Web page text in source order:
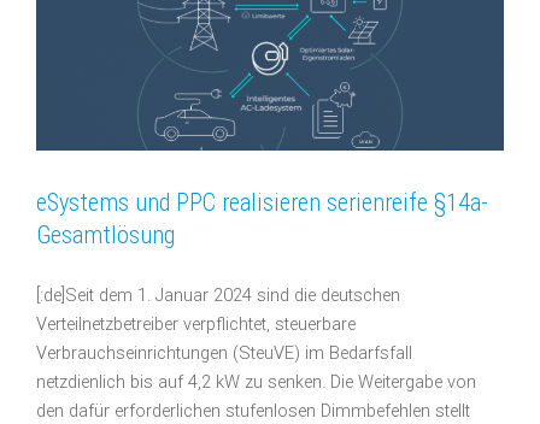
eSystems und PPC realisieren serienreife §14a-
Gesamtlösung
[:de]Seit dem 1. Januar 2024 sind die deutschen
Verteilnetzbetreiber verpflichtet, steuerbare
Verbrauchseinrichtungen (SteuVE) im Bedarfsfall
netzdienlich bis auf 4,2 kW zu senken. Die Weitergabe von
den dafür erforderlichen stufenlosen Dimmbefehlen stellt